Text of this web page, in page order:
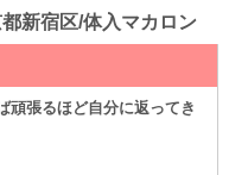
新宿区/体入マカロン
頑張るほど自分に返ってき